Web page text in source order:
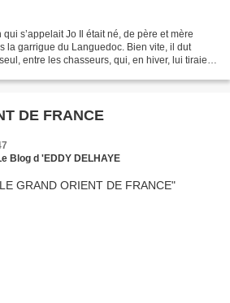
s’appelait Jo Il était né, de père et mère
la garrigue du Languedoc. Bien vite, il dut
entre les chasseurs, qui, en hiver, lui tiraient
DE FRANCE
Blog d 'EDDY DELHAYE